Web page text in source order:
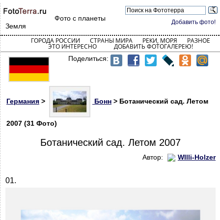
Добавить фото!
Фото с планеты
Земля
ГОРОДА РОССИИ СТРАНЫ МИРА РЕКИ, МОРЯ РАЗНОЕ
ЭТО ИНТЕРЕСНО ДОБАВИТЬ ФОТОГАЛЕРЕЮ!
Поделиться:
Германия > Бонн > Ботанический сад. Летом
2007 (31 Фото)
Ботанический сад. Летом 2007
Автор: WIlli-Holzer
01.